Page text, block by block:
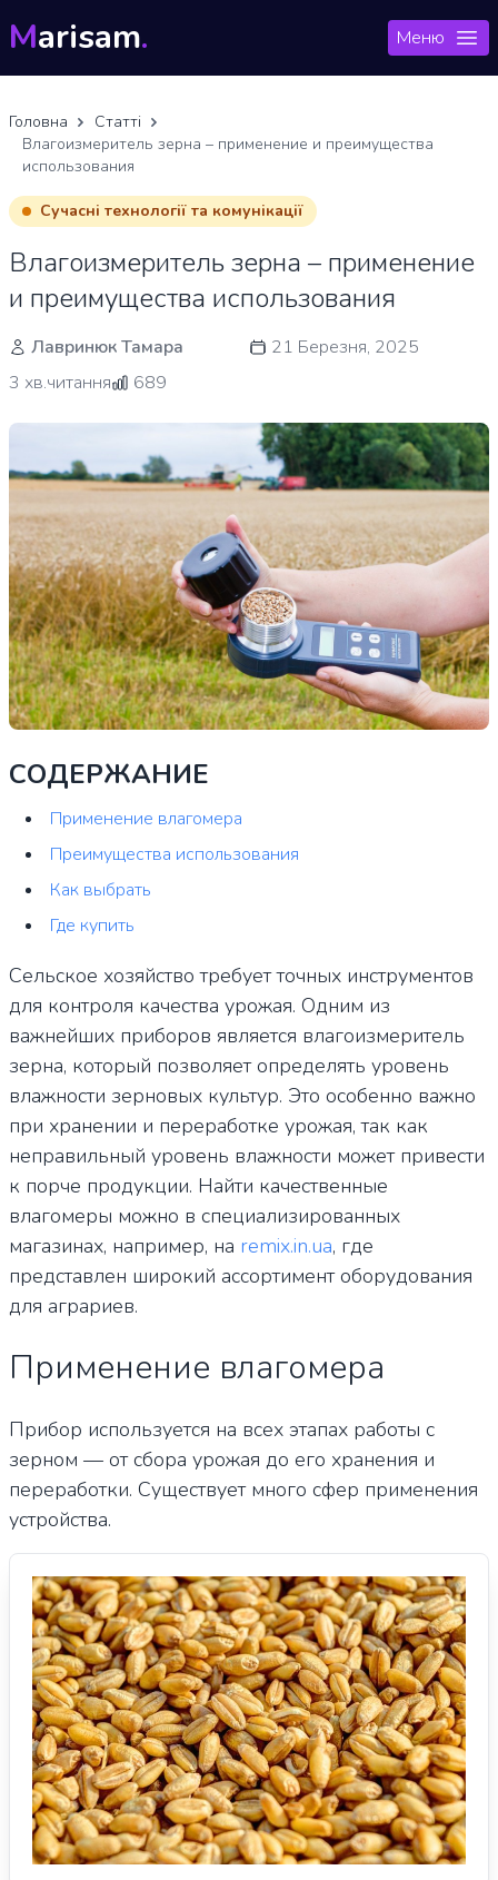
Marisam. Меню
Головна
Статті
Влагоизмеритель зерна – применение и преимущества
использования
Сучасні технології та комунікації
Влагоизмеритель зерна – применение
и преимущества использования
Лавринюк Тамара
21 Березня, 2025
3 хв.читання
689
СОДЕРЖАНИЕ
Применение влагомерa
Преимущества использования
Как выбрать
Где купить
Сельское хозяйство требует точных инструментов
для контроля качества урожая. Одним из
важнейших приборов является влагоизмеритель
зерна, который позволяет определять уровень
влажности зерновых культур. Это особенно важно
при хранении и переработке урожая, так как
неправильный уровень влажности может привести
к порче продукции. Найти качественные
влагомеры можно в специализированных
магазинах, например, на remix.in.ua, где
представлен широкий ассортимент оборудования
для аграриев.
Применение влагомерa
Прибор используется на всех этапах работы с
зерном — от сбора урожая до его хранения и
переработки. Существует много сфер применения
устройства.